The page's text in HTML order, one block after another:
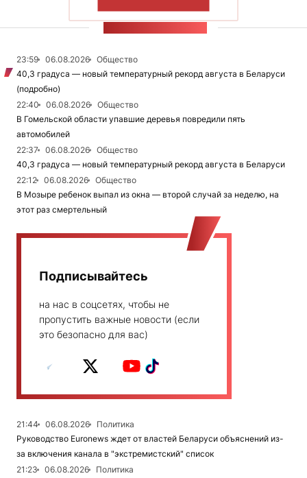
23:59 06.08.2026
Общество
40,3 градуса — новый температурный рекорд августа в Беларуси
(подробно)
22:40
06.08.2026
Общество
В Гомельской области упавшие деревья повредили пять
автомобилей
22:37
06.08.2026
Общество
40,3 градуса — новый температурный рекорд августа в Беларуси
22:12
06.08.2026
Общество
В Мозыре ребенок выпал из окна — второй случай за неделю, на
этот раз смертельный
Подписывайтесь
на нас в соцсетях, чтобы не
пропустить важные новости (если
это безопасно для вас)
21:44 06.08.2026
Политика
Руководство Euronews ждет от властей Беларуси объяснений из-
за включения канала в "экстремистский" список
21:23
06.08.2026
Политика